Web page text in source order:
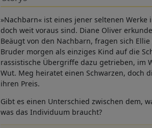
»Nachbarn« ist eines jener seltenen
doch weit voraus sind. Diane Oliver
Beäugt von den Nachbarn, fragen sich
Bruder morgen als einziges Kind auf die
rassistische Übergriffe dazu getrieben, im
Wut. Meg heiratet einen Schwarzen, doch
ihren Preis.
Gibt es einen Unterschied zwischen dem,
was das Individuum braucht?